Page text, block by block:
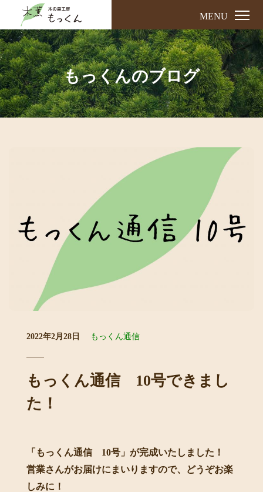
MENU
もっくんのブログ
2022年2月28日 もっくん通信
もっくん通信 10号できまし
た！
「もっくん通信 10号」が完成いたしました！
営業さんがお届けにまいりますので、どうぞお楽
しみに！